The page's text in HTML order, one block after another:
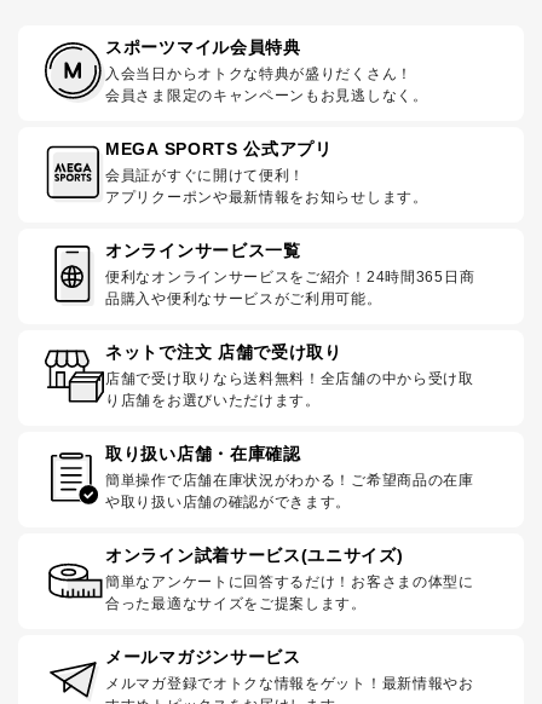
スポーツマイル会員特典
入会当日からオトクな特典が盛りだくさん！
会員さま限定のキャンペーンもお見逃しなく。
MEGA SPORTS 公式アプリ
会員証がすぐに開けて便利！
アプリクーポンや最新情報をお知らせします。
オンラインサービス一覧
便利なオンラインサービスをご紹介！24時間365日商
品購入や便利なサービスがご利用可能。
ネットで注文 店舗で受け取り
店舗で受け取りなら送料無料！全店舗の中から受け取
り店舗をお選びいただけます。
取り扱い店舗・在庫確認
簡単操作で店舗在庫状況がわかる！ご希望商品の在庫
や取り扱い店舗の確認ができます。
オンライン試着サービス(ユニサイズ)
簡単なアンケートに回答するだけ！お客さまの体型に
合った最適なサイズをご提案します。
メールマガジンサービス
メルマガ登録でオトクな情報をゲット！最新情報やお